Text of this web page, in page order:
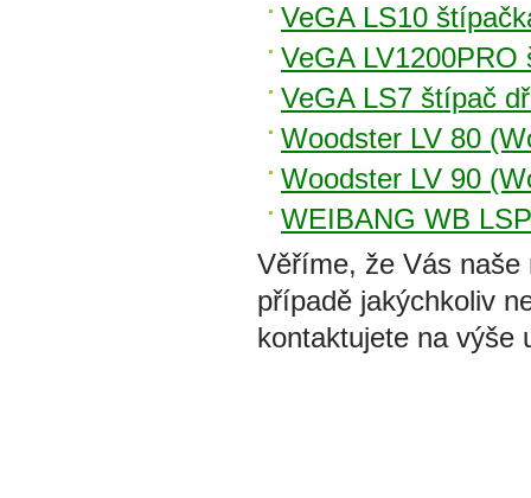
VeGA LS10
VeGA
VeGA LS7 štípač
Woodster LV 80
Woodster LV 90
WEIBANG WB
Věříme, že Vás
případě jakýchkoliv
kontaktujete na výše